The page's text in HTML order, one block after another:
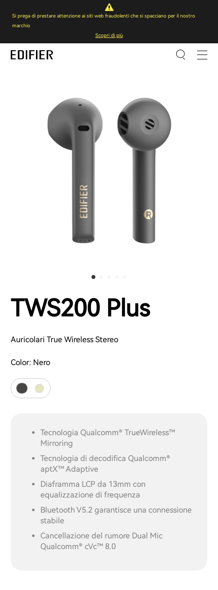
Si prega di prestare attenzione ai siti web fraudolenti che si spacciano per il nostro
marchio
Scopri di più
TWS200 Plus
Auricolari True Wireless Stereo
Color: Nero
Tecnologia Qualcomm® TrueWireless™
Mirroring
Tecnologia di decodifica Qualcomm®
aptX™ Adaptive
Diaframma LCP da 13mm con
equalizzazione di frequenza
Bluetooth V5.2 garantisce una connessione
stabile
Cancellazione del rumore Dual Mic
Qualcomm® cVc™ 8.0